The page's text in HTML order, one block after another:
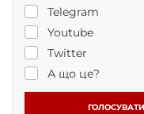
Telegram
Youtube
Twitter
А що це?
ГОЛОСУВАТИ